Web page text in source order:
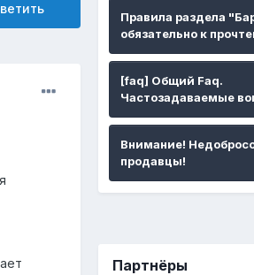
Правила раздела
обязательно к
[faq] Общий Faq.
Частозадаваемые
Внимание!
продавцы!
Партнёры